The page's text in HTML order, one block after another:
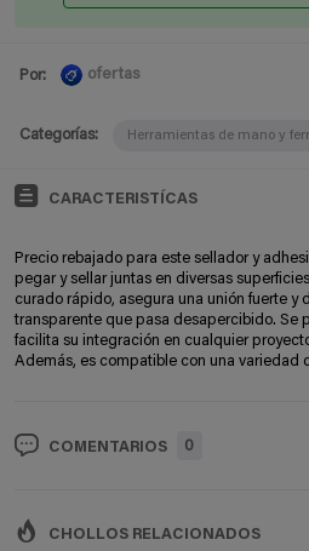
Por: ofertas
Categorías: Herramientas de mano y
CARACTERISTÍCAS
Precio rebajado para este sellador y
pegar y sellar juntas en diversas
curado rápido, asegura una unión fuerte y
transparente que pasa desapercibido. Se
facilita su integración en cualquier
Además, es compatible con una variedad
COMENTARIOS 0
CHOLLOS RELACIONADOS